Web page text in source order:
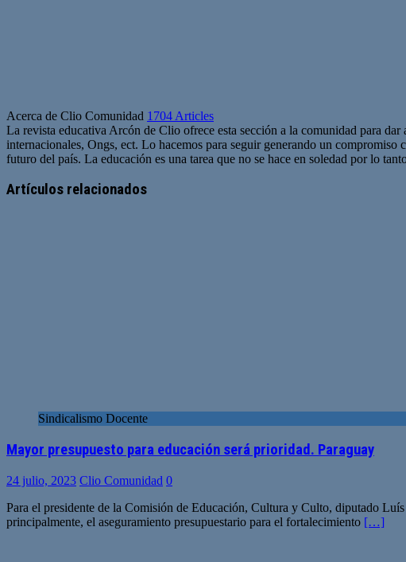
Acerca de Clio Comunidad 1704 Articles
La revista educativa Arcón de Clio ofrece esta sección a la comunidad para
internacionales, Ongs, ect. Lo hacemos para seguir generando un compromiso
futuro del país. La educación es una tarea que no se hace en soledad por lo
web
Artículos relacionados
Sindicalismo Docente
Mayor presupuesto para educación será prioridad. Paraguay
24 julio, 2023 Clio Comunidad 0
Para el presidente de la Comisión de Educación, Cultura y Culto, diputado
principalmente, el aseguramiento presupuestario para el fortalecimiento […]